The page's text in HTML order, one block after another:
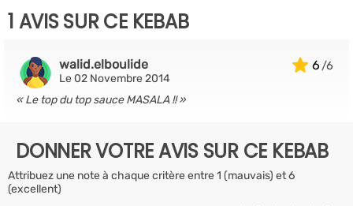
1 AVIS SUR CE KEBAB
6
walid.elboulide
Le 02 Novembre 2014
Le top du top sauce MASALA !!
DONNER VOTRE AVIS SUR CE KEBAB
Attribuez une note à chaque critère entre 1 (mauvais) et 6
(excellent)